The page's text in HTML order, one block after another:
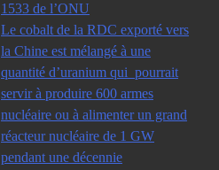
1533 de l’ONU
Le cobalt de la RDC exporté vers
la Chine est mélangé à une
quantité d’uranium qui pourrait
servir à produire 600 armes
nucléaire ou à alimenter un grand
réacteur nucléaire de 1 GW
pendant une décennie